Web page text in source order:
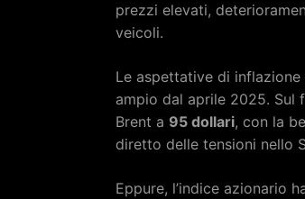
prezzi elevati,
veicoli.
Le aspettative di
ampio dal aprile 2025. Sul
Brent a 95 dollari, con la
diretto delle tensioni nello
Eppure, l’indice azionario